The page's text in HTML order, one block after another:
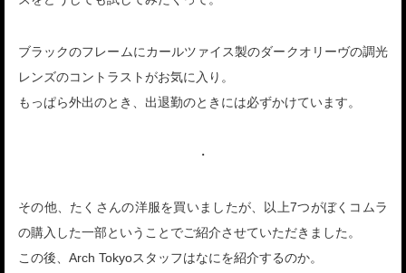
ブラックのフレームにカールツァイス製のダークオリーヴの調光
レンズのコントラストがお気に入り。
もっぱら外出のとき、出退勤のときには必ずかけています。
・
その他、たくさんの洋服を買いましたが、以上7つがぼくコムラ
の購入した一部ということでご紹介させていただきました。
この後、Arch Tokyoスタッフはなにを紹介するのか。